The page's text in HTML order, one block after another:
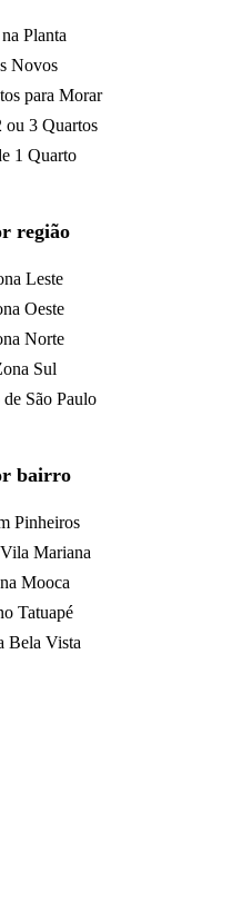
Planta
Novos
para Morar
ou 3 Quartos
1 Quarto
região
Leste
Oeste
Norte
Sul
São Paulo
bairro
Pinheiros
Mariana
Mooca
Tatuapé
Bela Vista